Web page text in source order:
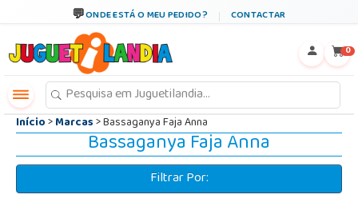
ONDE ESTÁ O MEU PEDIDO? CONTACTAR
0
Início>Marcas> Bassaganya Faja Anna
Bassaganya Faja Anna
Filtrar Por: